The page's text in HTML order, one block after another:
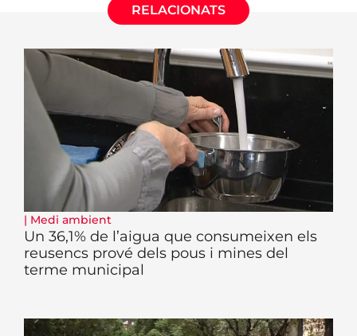
RELACIONATS
| Medi ambient
Un 36,1% de l’aigua que consumeixen els
reusencs prové dels pous i mines del
terme municipal